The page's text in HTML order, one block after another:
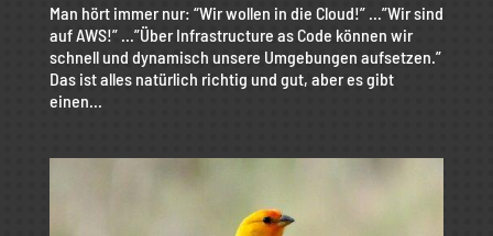
Man hört immer nur: “Wir wollen in die Cloud!” …”Wir sind
auf AWS!” …”Über Infrastructure as Code können wir
schnell und dynamisch unsere Umgebungen aufsetzen.”
Das ist alles natürlich richtig und gut, aber es gibt
einen...